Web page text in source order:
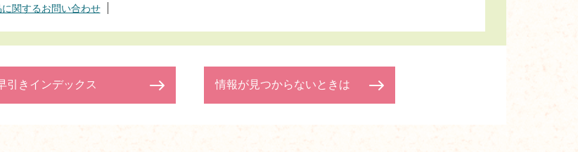
関するお問い合わせ
引きインデックス 情報が見つからないときは